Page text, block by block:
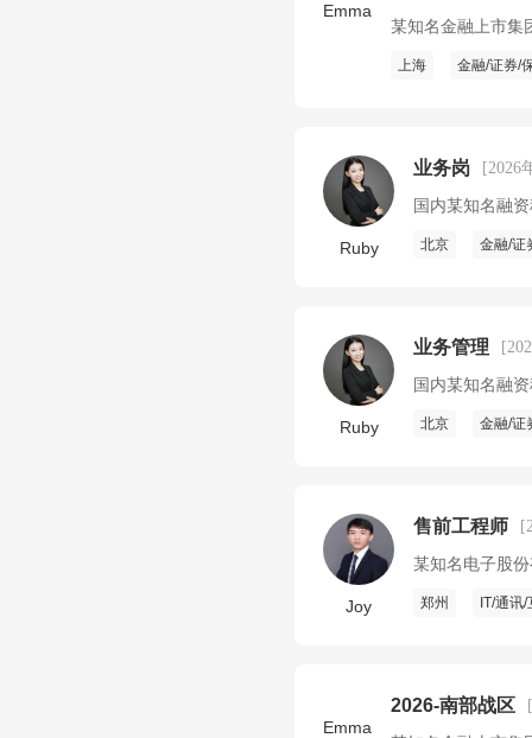
Emma
某知名金融上市集
上海 金融/证券/
Ruby
业务岗 [2026
国内某知名融
北京 金融/证
Ruby
业务管理
国内某知名融
北京 金融/证
Joy
售前工程师
某知名电子股
郑州 IT/通讯
Emma
2026-南部战区